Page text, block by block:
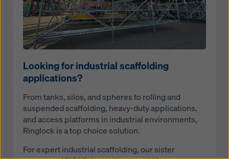
Looking for industrial scaffolding
applications?
From tanks, silos, and spheres to rolling and
suspended scaffolding, heavy-duty applications,
and access platforms in industrial environments,
Ringlock is a top choice solution.
For expert industrial scaffolding, our sister